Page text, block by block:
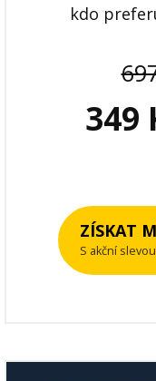
kdo
349
ZÍSKAT
S akční